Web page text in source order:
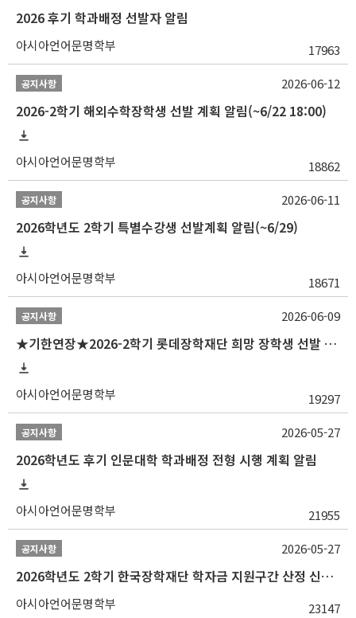
2026 후기 학과배정 선발자 알림
아시아언어문명학부 17963
공지사항
2026-2학기 해외수학장학생 선발 계획 알림(~6/22 18:00)
아시아언어문명학부 18862
2026-06-12
공지사항
2026학년도 2학기 특별수강생 선발계획 알림(~6/29)
아시아언어문명학부 18671
2026-06-11
공지사항
★기한연장★2026-2학기 롯데장학재단 희망 장학생 선발 안내(~6/15
아시아언어문명학부 19297
2026-06-09
공지사항
2026학년도 후기 인문대학 학과배정 전형 시행 계획 알림
아시아언어문명학부 21955
2026-05-27
공지사항
2026학년도 2학기 한국장학재단 학자금 지원구간 산정 신청 안내
아시아언어문명학부 23147
2026-05-27